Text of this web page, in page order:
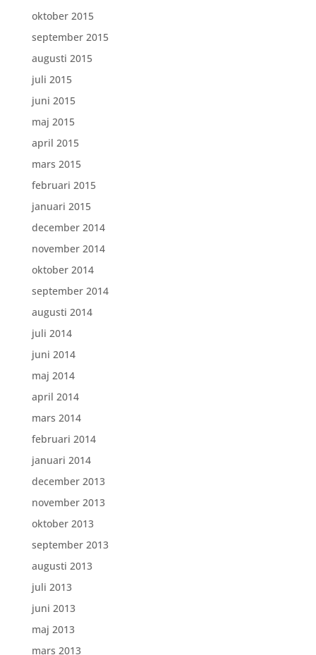
oktober 2015
september 2015
augusti 2015
juli 2015
juni 2015
maj 2015
april 2015
mars 2015
februari 2015
januari 2015
december 2014
november 2014
oktober 2014
september 2014
augusti 2014
juli 2014
juni 2014
maj 2014
april 2014
mars 2014
februari 2014
januari 2014
december 2013
november 2013
oktober 2013
september 2013
augusti 2013
juli 2013
juni 2013
maj 2013
mars 2013